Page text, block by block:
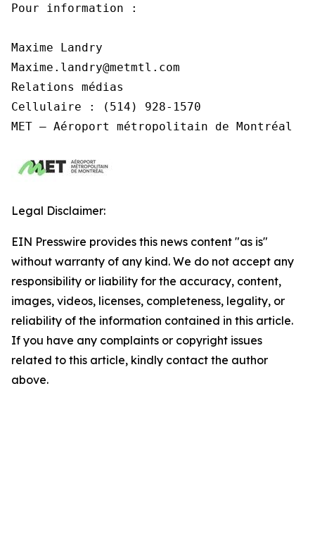
Pour information :
Maxime Landry
Maxime.landry@metmtl.com
Relations médias
Cellulaire : (514) 928-1570
MET – Aéroport métropolitain de Montréal
Legal Disclaimer:
EIN Presswire provides this news content "as is"
without warranty of any kind. We do not accept any
responsibility or liability for the accuracy, content,
images, videos, licenses, completeness, legality, or
reliability of the information contained in this article.
If you have any complaints or copyright issues
related to this article, kindly contact the author
above.